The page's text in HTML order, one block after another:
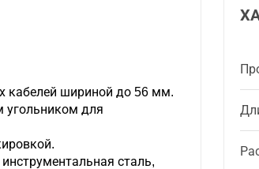
кабелей шириной до 56 мм.
угольником для
сталь,